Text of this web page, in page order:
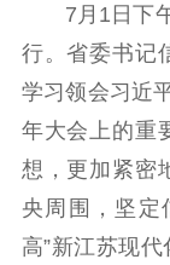
精品生产
文化交流
紫金文化艺术节
7月1日下午
行。省委书记
学习领会习近
年大会上的重
想，更加紧密
央周围，坚定
高”新江苏现